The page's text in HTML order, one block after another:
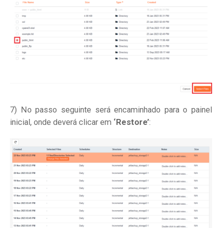
7) No passo seguinte será encaminhado para o painel
inicial, onde deverá clicar em ‘Restore’: